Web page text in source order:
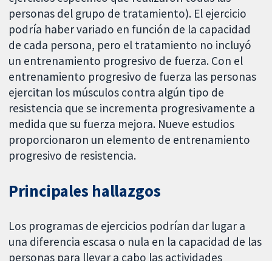
personas del grupo de tratamiento). El ejercicio
podría haber variado en función de la capacidad
de cada persona, pero el tratamiento no incluyó
un entrenamiento progresivo de fuerza. Con el
entrenamiento progresivo de fuerza las personas
ejercitan los músculos contra algún tipo de
resistencia que se incrementa progresivamente a
medida que su fuerza mejora. Nueve estudios
proporcionaron un elemento de entrenamiento
progresivo de resistencia.
Principales hallazgos
Los programas de ejercicios podrían dar lugar a
una diferencia escasa o nula en la capacidad de las
personas para llevar a cabo las actividades